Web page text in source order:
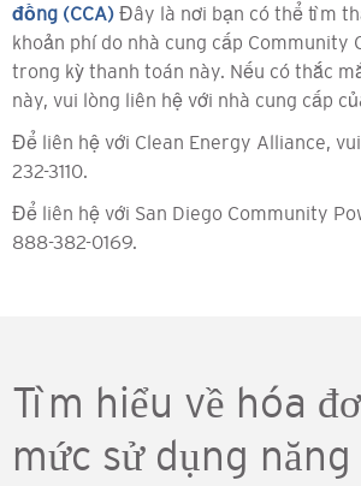
đồng (CCA) Đây là nơi bạn có thể tìm
khoản phí do nhà cung cấp Community
trong kỳ thanh toán này. Nếu có thắc
này, vui lòng liên hệ với nhà cung cấp
Để liên hệ với Clean Energy Alliance,
232-3110.
Để liên hệ với San Diego Community
888-382-0169.
Tìm hiểu về hóa
mức sử dụng